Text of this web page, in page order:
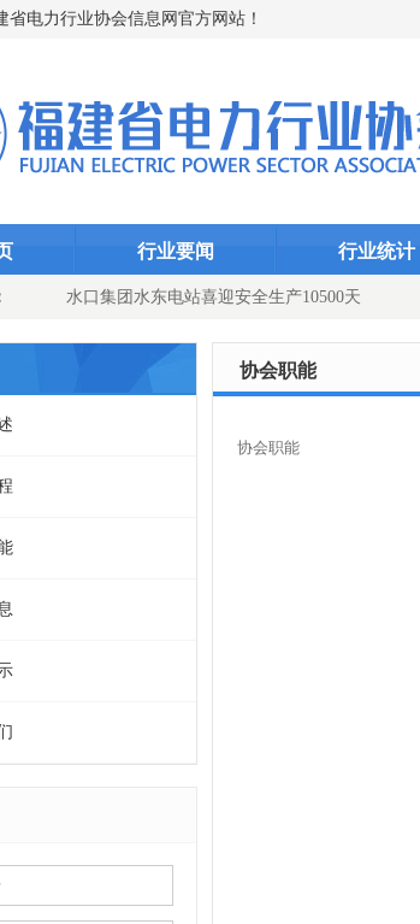
省电力行业协会信息网官方网站！
行业要闻 行业统计
) 水口集团水东电站喜迎安全生产10500天
供电公司：主变换“心”提质效 乡镇电网添动能（图文）
协会职能
协会职能